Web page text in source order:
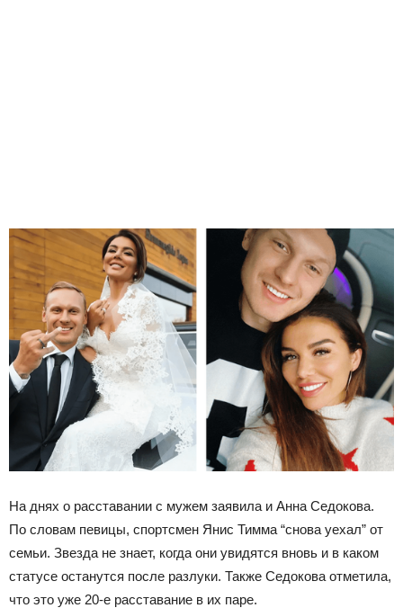
На днях о расставании с мужем заявила и Анна Седокова.
По словам певицы, спортсмен Янис Тимма “снова уехал” от
семьи. Звезда не знает, когда они увидятся вновь и в каком
статусе останутся после разлуки. Также Седокова отметила,
что это уже 20-е расставание в их паре.